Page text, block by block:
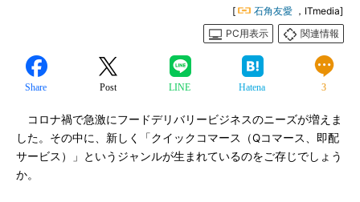
[ 石角友愛 ，ITmedia]
PC用表示
関連情報
Share Post LINE Hatena 3
コロナ禍で急激にフードデリバリービジネスのニーズが増えま
した。その中に、新しく「クイックコマース（Qコマース、即配
サービス）」というジャンルが生まれているのをご存じでしょう
か。